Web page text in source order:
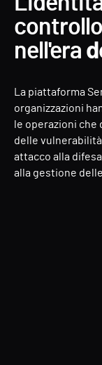
controllo
nell'era
La piattaforma
organizzazioni
le operazioni
delle
attacco alla
alla gestione